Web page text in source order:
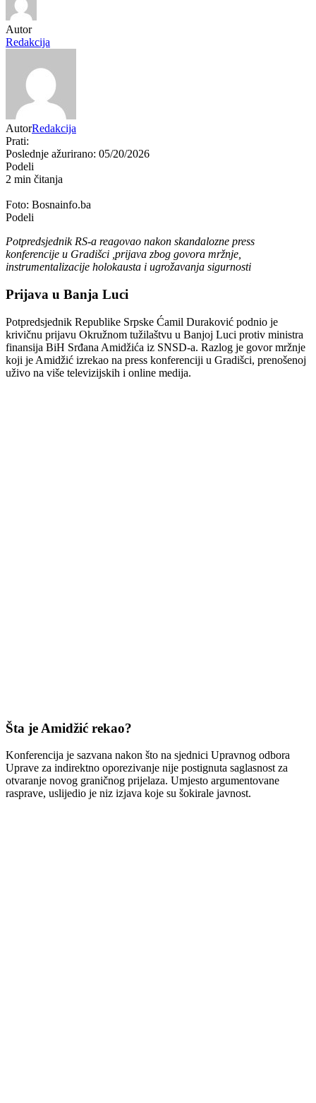
Autor
Redakcija
AutorRedakcija
Prati:
Poslednje ažurirano: 05/20/2026
Podeli
2 min čitanja
Foto: Bosnainfo.ba
Podeli
Potpredsjednik RS-a reagovao nakon skandalozne press
konferencije u Gradišci ,prijava zbog govora mržnje,
instrumentalizacije holokausta i ugrožavanja sigurnosti
Prijava u Banja Luci
Potpredsjednik Republike Srpske Ćamil Duraković podnio je
krivičnu prijavu Okružnom tužilaštvu u Banjoj Luci protiv ministra
finansija BiH Srđana Amidžića iz SNSD-a. Razlog je govor mržnje
koji je Amidžić izrekao na press konferenciji u Gradišci, prenošenoj
uživo na više televizijskih i online medija.
Šta je Amidžić rekao?
Konferencija je sazvana nakon što na sjednici Upravnog odbora
Uprave za indirektno oporezivanje nije postignuta saglasnost za
otvaranje novog graničnog prijelaza. Umjesto argumentovane
rasprave, uslijedio je niz izjava koje su šokirale javnost.